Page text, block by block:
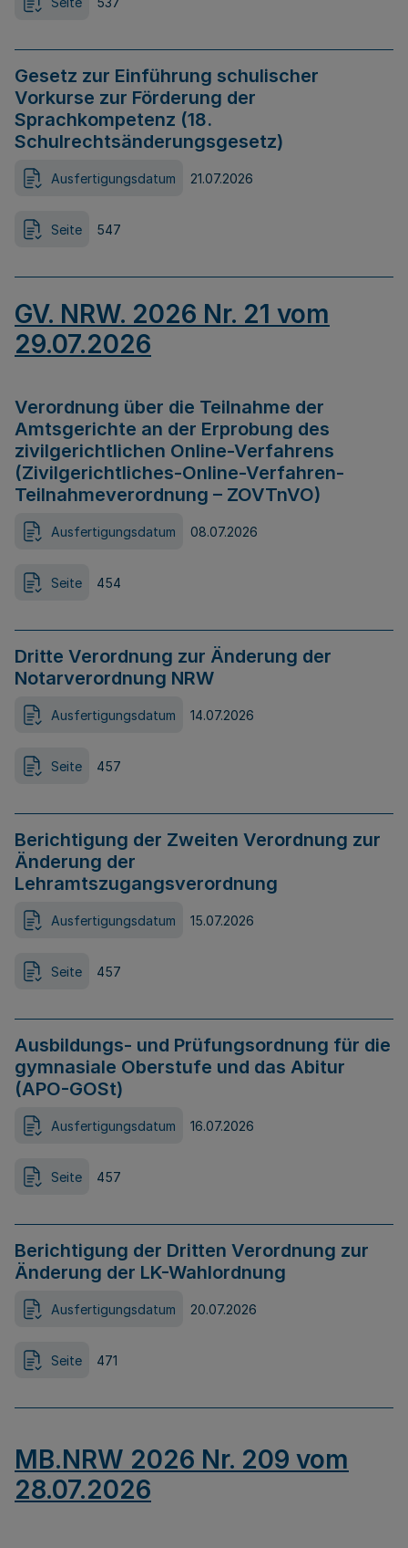
Gesetz zur Einführung schulischer
Vorkurse zur Förderung der
Sprachkompetenz (18.
Schulrechtsänderungsgesetz)
Ausfertigungsdatum 21.07.2026
Seite 547
GV. NRW. 2026 Nr. 21 vom
29.07.2026
Verordnung über die Teilnahme der
Amtsgerichte an der Erprobung des
zivilgerichtlichen Online-Verfahrens
(Zivilgerichtliches-Online-Verfahren-
Teilnahmeverordnung – ZOVTnVO)
Ausfertigungsdatum 08.07.2026
Seite 454
Dritte Verordnung zur Änderung der
Notarverordnung NRW
Ausfertigungsdatum 14.07.2026
Seite 457
Berichtigung der Zweiten Verordnung zur
Änderung der
Lehramtszugangsverordnung
Ausfertigungsdatum 15.07.2026
Seite 457
Ausbildungs- und Prüfungsordnung für die
gymnasiale Oberstufe und das Abitur
(APO-GOSt)
Ausfertigungsdatum 16.07.2026
Seite 457
Berichtigung der Dritten Verordnung zur
Änderung der LK-Wahlordnung
Ausfertigungsdatum 20.07.2026
Seite 471
MB.NRW 2026 Nr. 209 vom
28.07.2026